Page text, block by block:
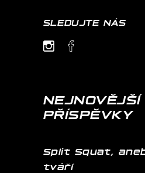
SLEDUJTE NÁS
NEJNOVĚJŠÍ
PŘÍSPĚVKY
Split Squat,
tváří